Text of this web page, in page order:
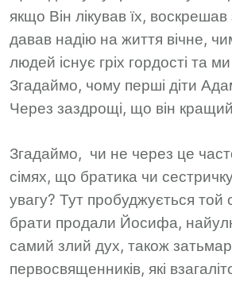
якщо Він лікував їх,
давав надію на життя вічне,
людей існує гріх гордості та
Згадаймо, чому перші діти
Через заздрощі, що він
Згадаймо, чи не через це
сімях, що братика чи
увагу? Тут пробуджується
брати продали Йосифа,
самий злий дух, також
первосвященників, які